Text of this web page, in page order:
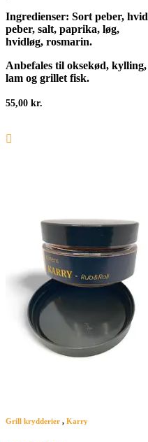
Ingredienser: Sort peber, hvid
peber, salt, paprika, løg,
hvidløg, rosmarin.
Anbefales til oksekød, kylling,
lam og grillet fisk.
55,00 kr.
Grill krydderier , Karry